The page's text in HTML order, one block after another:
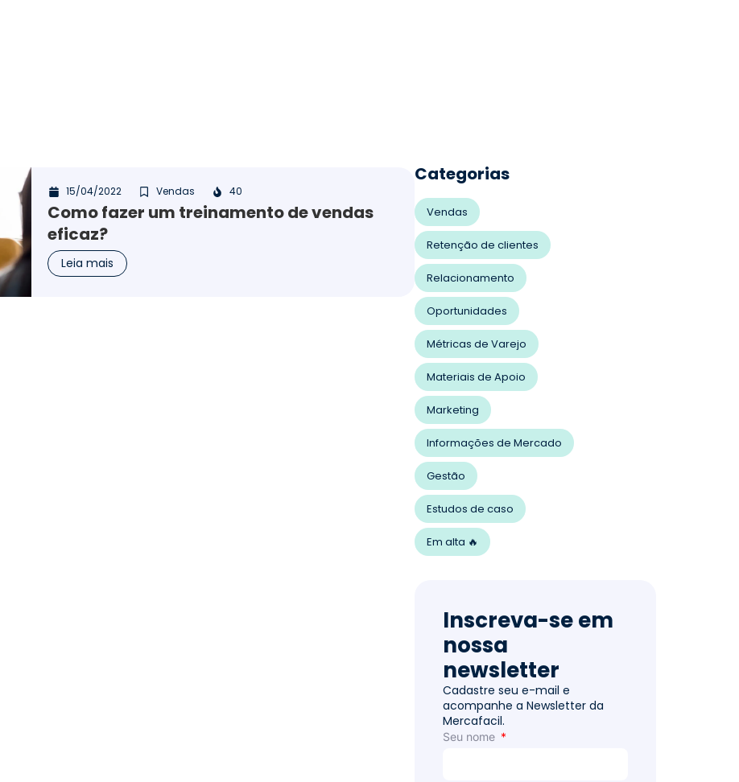
15/04/2022 Vendas 40
Como fazer um treinamento de vendas
eficaz?
Leia mais
Categorias
Vendas
Retenção de clientes
Relacionamento
Oportunidades
Métricas de Varejo
Materiais de Apoio
Marketing
Informações de Mercado
Gestão
Estudos de caso
Em alta 🔥
Inscreva-se em
nossa
newsletter
Cadastre seu e-mail e
acompanhe a Newsletter da
Mercafacil.
Seu nome